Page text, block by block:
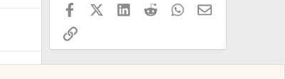
FacebookX (Twitter)
LinkedIn
RedditWhatsApp
Correo
Enlace